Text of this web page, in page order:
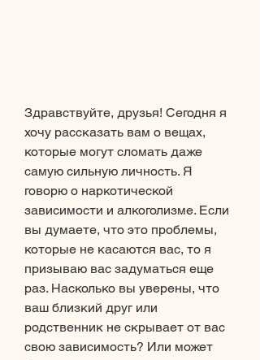
Здравствуйте, друзья! Сегодня я
хочу рассказать вам о вещах,
которые могут сломать даже
самую сильную личность. Я
говорю о наркотической
зависимости и алкоголизме. Если
вы думаете, что это проблемы,
которые не касаются вас, то я
призываю вас задуматься еще
раз. Насколько вы уверены, что
ваш близкий друг или
родственник не скрывает от вас
свою зависимость? Или может